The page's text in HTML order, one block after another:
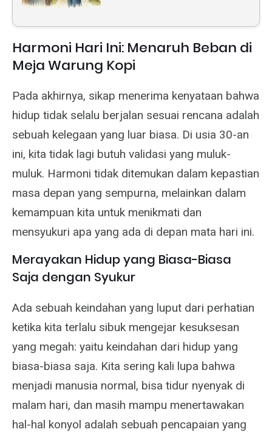
Harmoni Hari Ini: Menaruh Beban di
Meja Warung Kopi
Pada akhirnya, sikap menerima kenyataan bahwa
hidup tidak selalu berjalan sesuai rencana adalah
sebuah kelegaan yang luar biasa. Di usia 30-an
ini, kita tidak lagi butuh validasi yang muluk-
muluk. Harmoni tidak ditemukan dalam kepastian
masa depan yang sempurna, melainkan dalam
kemampuan kita untuk menikmati dan
mensyukuri apa yang ada di depan mata hari ini.
Merayakan Hidup yang Biasa-Biasa
Saja dengan Syukur
Ada sebuah keindahan yang luput dari perhatian
ketika kita terlalu sibuk mengejar kesuksesan
yang megah: yaitu keindahan dari hidup yang
biasa-biasa saja. Kita sering kali lupa bahwa
menjadi manusia normal, bisa tidur nyenyak di
malam hari, dan masih mampu menertawakan
hal-hal konyol adalah sebuah pencapaian yang